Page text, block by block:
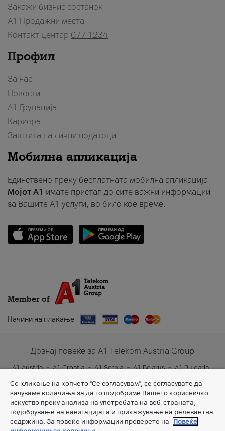
Закажи бизнис состанок
A1 Продажни места
Контакт центар 077 1234
Профил
За нас
Новости
А1 Групација
Кариера
Заштита на лични податоци
Мобилна апликација
Единствено преку бесплатната мобилна апликација
Мојот A1 имате пристап до сите важни информации
за Вашите A1 услуги, во било кое време.
Member of
Начини на плаќање
Дознај повеќе за A1 Telekom Austria Group
A1 Austria A1 Croatia A1 Serbia A1 Belarus
A1 Bulgaria
Со кликање на копчето "Се согласувам", се согласувате да
зачуваме колачиња за да го подобриме Вашето корисничко
искуство преку анализа на употребата на веб-страната,
подобрување на навигацијата и прикажување на релевантна
содржина. За повеќе информации проверете на
Повеќе